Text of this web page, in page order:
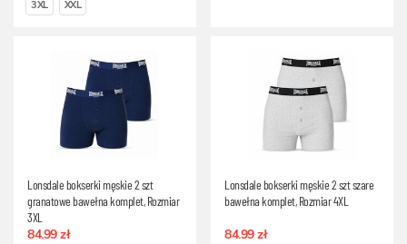
3XL
XXL
Lonsdale bokserki męskie 2 szt
granatowe bawełna komplet, Rozmiar
3XL
84.99 zł
Lonsdale bokserki męskie 2 szt szare
bawełna komplet, Rozmiar 4XL
84.99 zł